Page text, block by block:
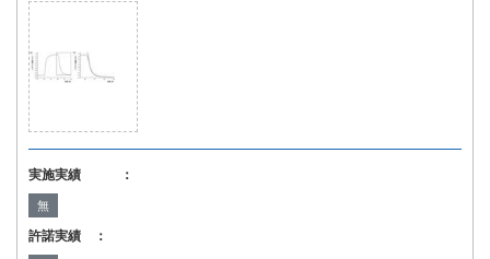
実施実績 ：
無
許諾実績 ：